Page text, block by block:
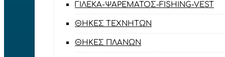
ΓΙΛΈΚΑ-ΨΑΡΈΜΑΤΟΣ-FISHING-VEST
ΘΉΚΕΣ ΤΕΧΝΗΤΏΝ
ΘΉΚΕΣ ΠΛΆΝΩΝ